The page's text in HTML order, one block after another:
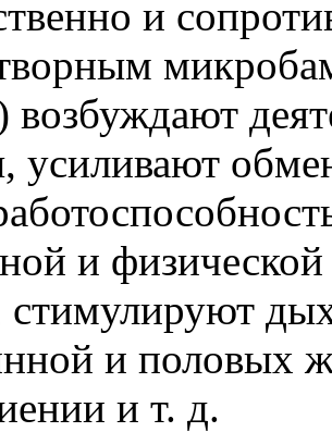
и
возбуждают
усиливают
и
стимулируют
и половых
и т. д.